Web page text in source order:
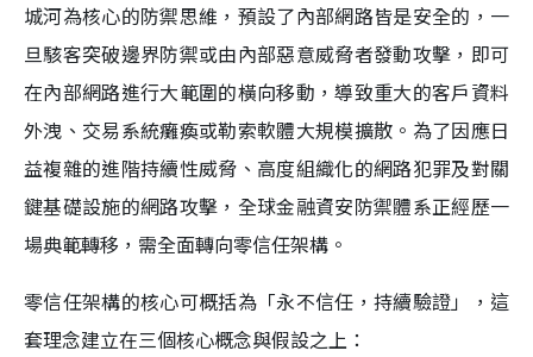
城河為核心的防禦思維，預設了內部網路皆是安全的，一
旦駭客突破邊界防禦或由內部惡意威脅者發動攻擊，即可
在內部網路進行大範圍的橫向移動，導致重大的客戶資料
外洩、交易系統癱瘓或勒索軟體大規模擴散。為了因應日
益複雜的進階持續性威脅、高度組織化的網路犯罪及對關
鍵基礎設施的網路攻擊，全球金融資安防禦體系正經歷一
場典範轉移，需全面轉向零信任架構。
零信任架構的核心可概括為「永不信任，持續驗證」，這
套理念建立在三個核心概念與假設之上：